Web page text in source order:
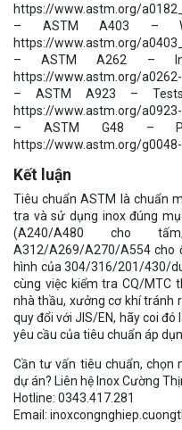
https://www.astm.org/
– ASTM A403 –
https://www.astm.org/
– ASTM A262 –
https://www.astm.org/
– ASTM A923 –
https://www.astm.org/
– ASTM G48 –
https://www.astm.org/
Kết luận
Tiêu chuẩn ASTM là chuẩn
tra và sử dụng inox đúng
(A240/A480 cho
A312/A269/A270/A554 cho
hình của 304/316/201/430/
cùng việc kiểm tra CQ/MTC
nhà thầu, xưởng cơ khí tránh
quy đổi với JIS/EN, hãy coi
yêu cầu của tiêu chuẩn áp
Cần tư vấn tiêu chuẩn, chọn
dự án? Liên hệ Inox Cường
Hotline: 0343.417.281
Email: